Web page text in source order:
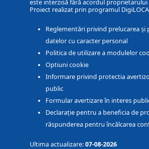
este interzisă fără acordul proprietarului
Proiect realizat prin programul
Reglementări privind prelucarea și
datelor cu caracter personal
Politica de utilizare a modulelor
Optiuni cookie
Informare privind protectia
public
Formular avertizare în interes
Declarație pentru a beneficia de
răspunderea pentru încălcarea
Ultima actualizare:07-08-2026